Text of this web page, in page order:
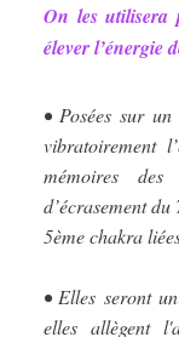
On les utilisera
élever l’énergie
• Posées sur
vibratoirement
mémoires
d’écrasement
5ème chakra
• Elles seront
elles allègent